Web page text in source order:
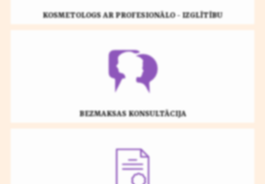
KOSMETOLOGS AR PROFESIONĀLO - IZGLĪTĪBU
BEZMAKSAS KONSULTĀCIJA